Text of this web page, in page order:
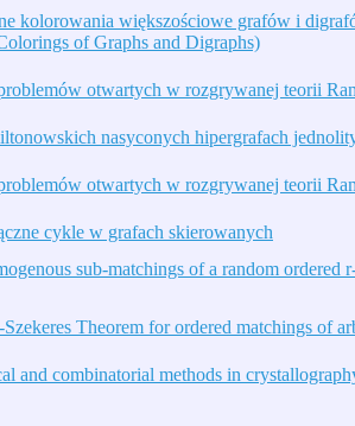
kolorowania większościowe grafów i
of Graphs and Digraphs)
otwartych w rozgrywanej teorii
nasyconych hipergrafach
otwartych w rozgrywanej teorii
cykle w grafach skierowanych
sub-matchings of a random ordered
Theorem for ordered matchings of
and combinatorial methods in